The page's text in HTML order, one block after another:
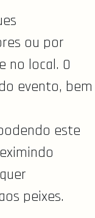
ou por
no local. O
evento, bem
este
peixes.